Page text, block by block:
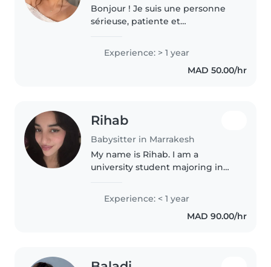
Bonjour ! Je suis une personne
sérieuse, patiente et
des enfants et veiller à leur
sécurité, leur bien-être et leur
épanouissement. Je peux les
Experience: > 1 year
MAD 50.00/hr
Rihab
Babysitter in Marrakesh
My name is Rihab. I am a
university student majoring in
responsible, calm, and patient. I
really enjoy working with
children and helping them learn
Experience: < 1 year
MAD 90.00/hr